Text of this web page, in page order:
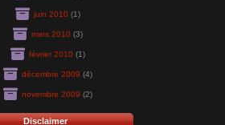
juin 2010 (1)
mars 2010 (3)
février 2010 (1)
décembre 2009 (4)
novembre 2009 (2)
Disclaimer